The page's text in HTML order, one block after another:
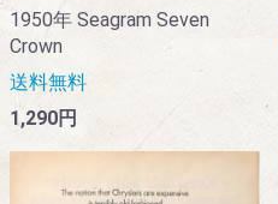
1950年 Seagram Seven
Crown
送料無料
1,290円